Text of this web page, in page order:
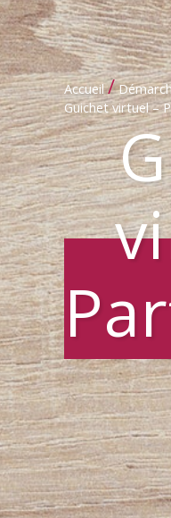
Accueil /
Guichet virtuel –